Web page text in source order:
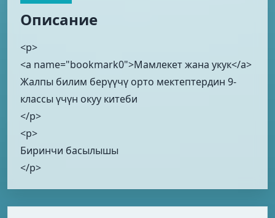
Описание
<p>
<a name="bookmark0">Мамлекет жана укук</a>
Жалпы билим берүүчү орто мектептердин 9-
классы үчүн окуу китеби
</p>
<p>
Биринчи басылышы
</p>